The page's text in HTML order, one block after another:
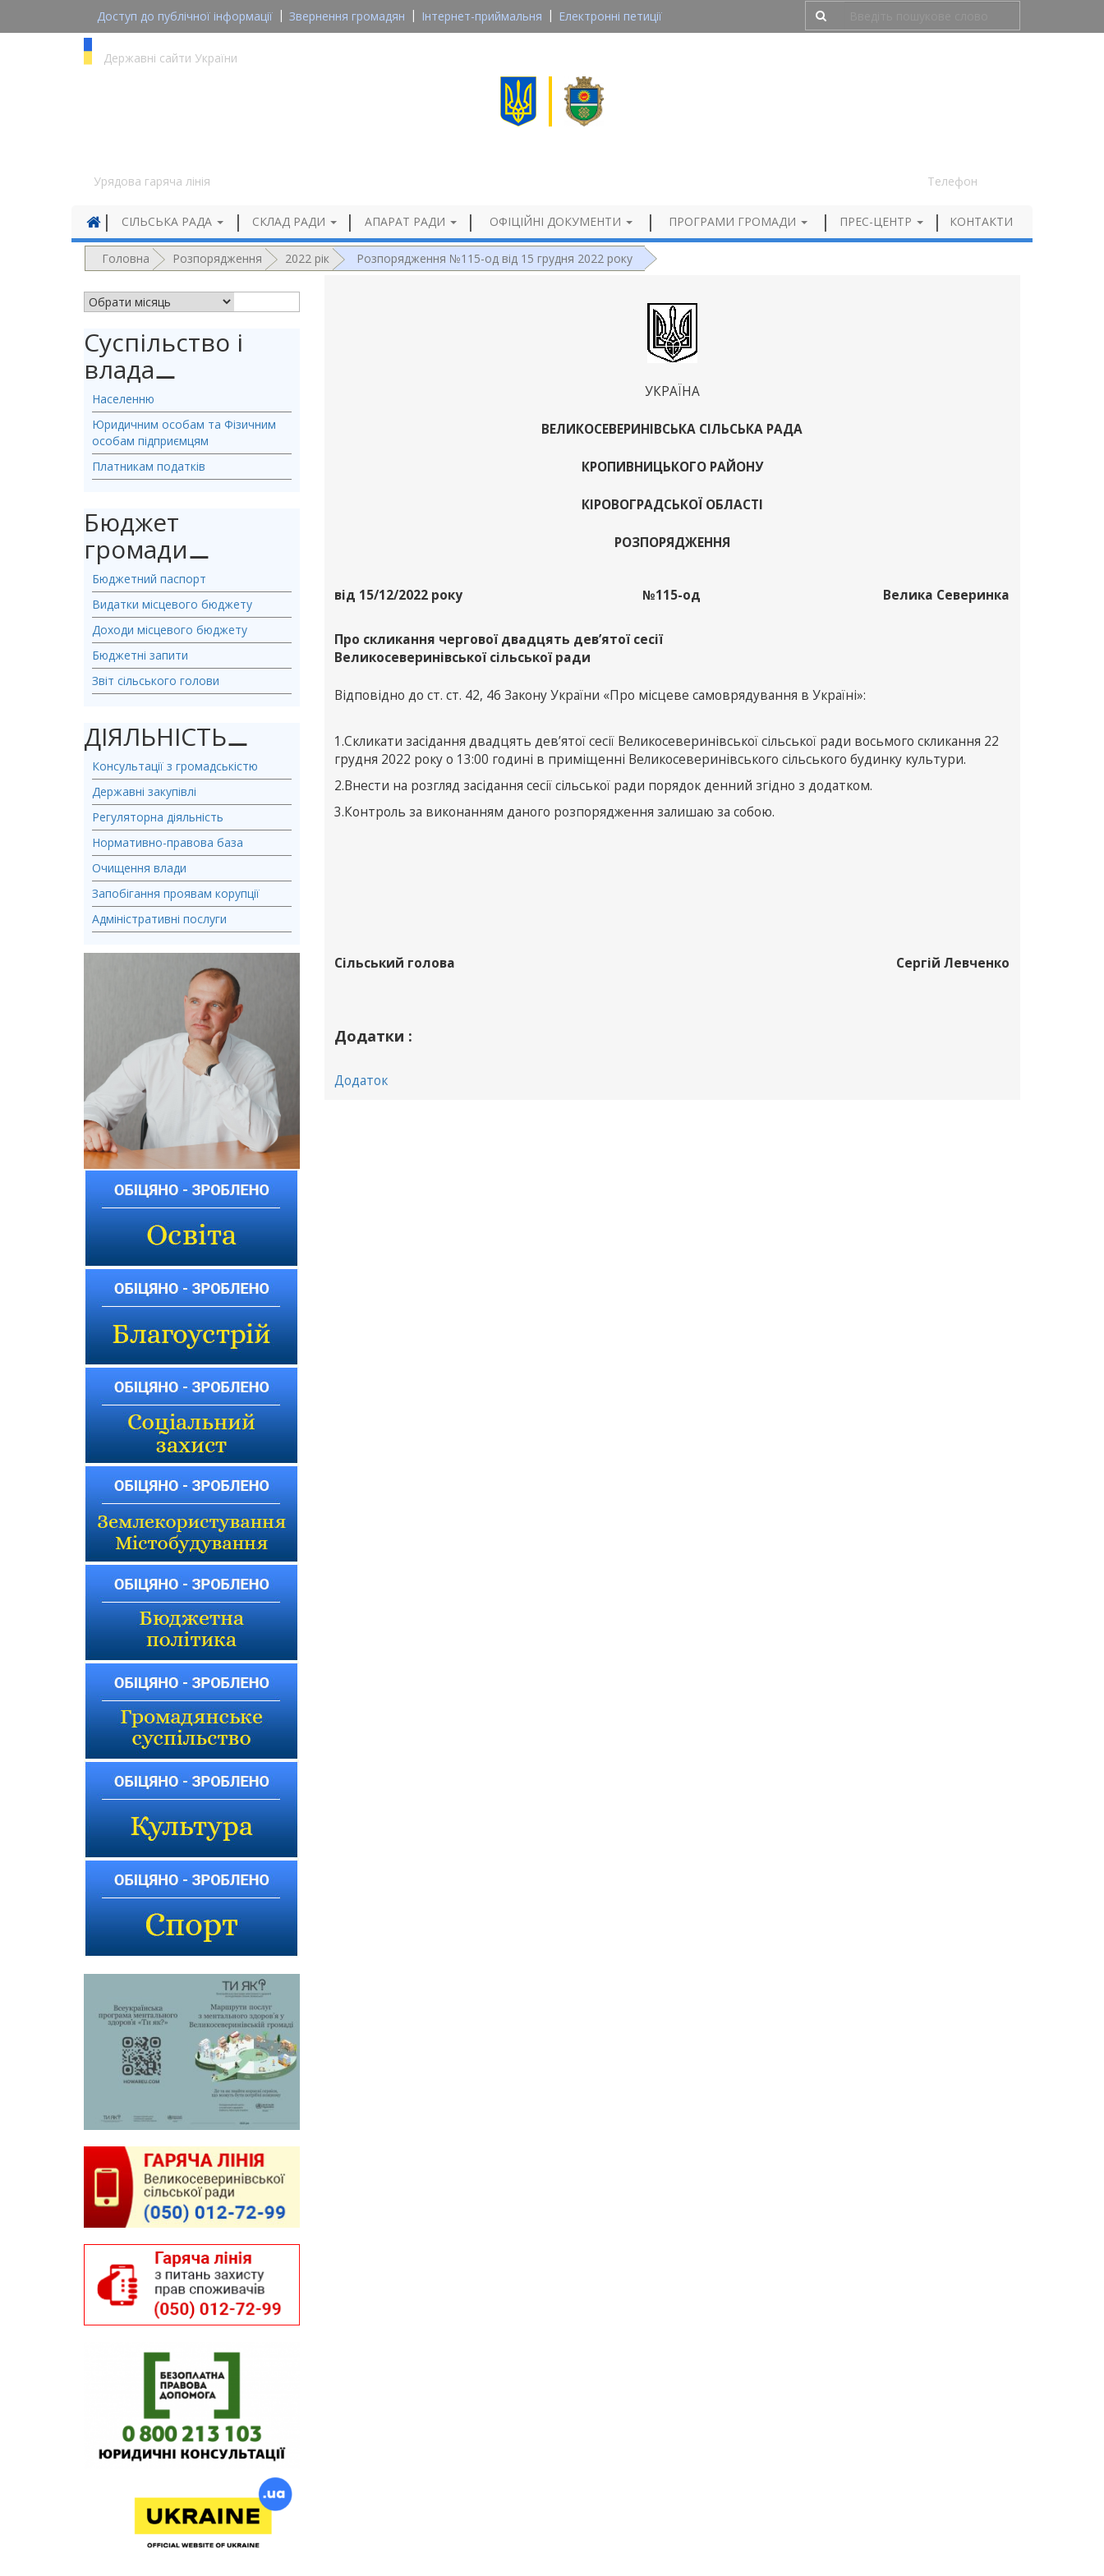
Доступ до публічної інформації Звернення громадян Інтернет-приймальня
Електронні петиції
Державні сайти України
Урядова гаряча лінія Телефон
СІЛЬСЬКА РАДА СКЛАД РАДИ АПАРАТ РАДИ ОФІЦІЙНІ ДОКУМЕНТИ ПРОГРАМИ ГРОМАДИ ПРЕС-ЦЕНТР КОНТАКТИ
Головна Розпорядження 2022 рік Розпорядження №115-од від 15 грудня 2022 року
АРХІВ НОВИН
Суспільство і
влада⚊
Населенню
Юридичним особам та Фізичним
особам підприємцям
Платникам податків
Бюджет
громади⚊
Бюджетний паспорт
Видатки місцевого бюджету
Доходи місцевого бюджету
Бюджетні запити
Звіт сільського голови
ДІЯЛЬНІСТЬ⚊
Консультації з громадськістю
Державні закупівлі
Регуляторна діяльність
Нормативно-правова база
Очищення влади
Запобігання проявам корупції
Адміністративні послуги
УКРАЇНА
ВЕЛИКОСЕВЕРИНІВСЬКА СІЛЬСЬКА РАДА
КРОПИВНИЦЬКОГО РАЙОНУ
КІРОВОГРАДСЬКОЇ ОБЛАСТІ
РОЗПОРЯДЖЕННЯ
від 15/12/2022 року №115-од Велика Северинка
Про скликання чергової двадцять дев’ятої сесії
Великосеверинівської сільської ради
Відповідно до ст. ст. 42, 46 Закону України «Про місцеве самоврядування в Україні»:
1.Скликати засідання двадцять дев’ятої сесії Великосеверинівської сільської ради восьмого скликання 22
грудня 2022 року о 13:00 годині в приміщенні Великосеверинівського сільського будинку культури.
2.Внести на розгляд засідання сесії сільської ради порядок денний згідно з додатком.
3.Контроль за виконанням даного розпорядження залишаю за собою.
Сільський голова Сергій Левченко
Додатки :
Додаток